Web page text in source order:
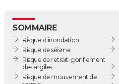
GUIDES D'ACHAT
BONS PLANS
CARTE DE VOEUX
SOMMAIRE
Risque d’inondation
Risque de séisme
Risque de retrait-gonflement
des argiles
Risque de mouvement de